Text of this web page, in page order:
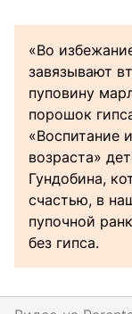
«Во
завязывают
пуповину
порошок
«Воспитание
возраста»
Гундобина,
счастью, в
пупочной
без гипса.